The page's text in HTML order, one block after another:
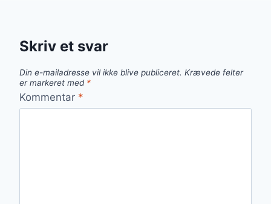
Skriv et svar
Din e-mailadresse vil ikke blive publiceret. Krævede felter
er markeret med *
Kommentar *